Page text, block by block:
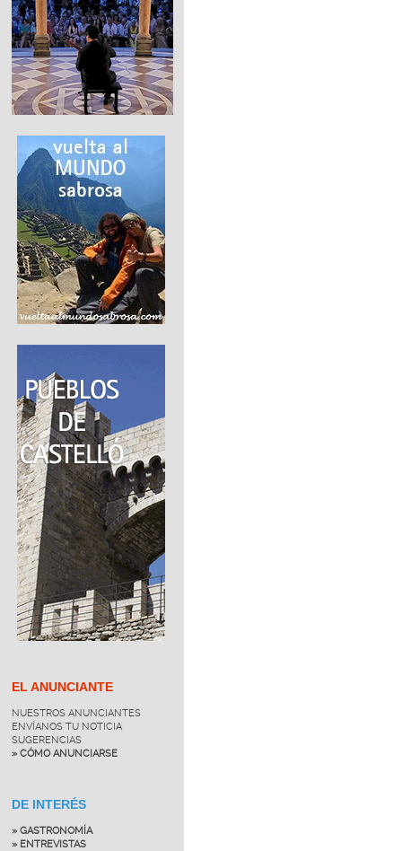
EL ANUNCIANTE
NUESTROS ANUNCIANTES
ENVÍANOS TU NOTICIA
SUGERENCIAS
» CÓMO ANUNCIARSE
DE INTERÉS
» GASTRONOMÍA
» ENTREVISTAS